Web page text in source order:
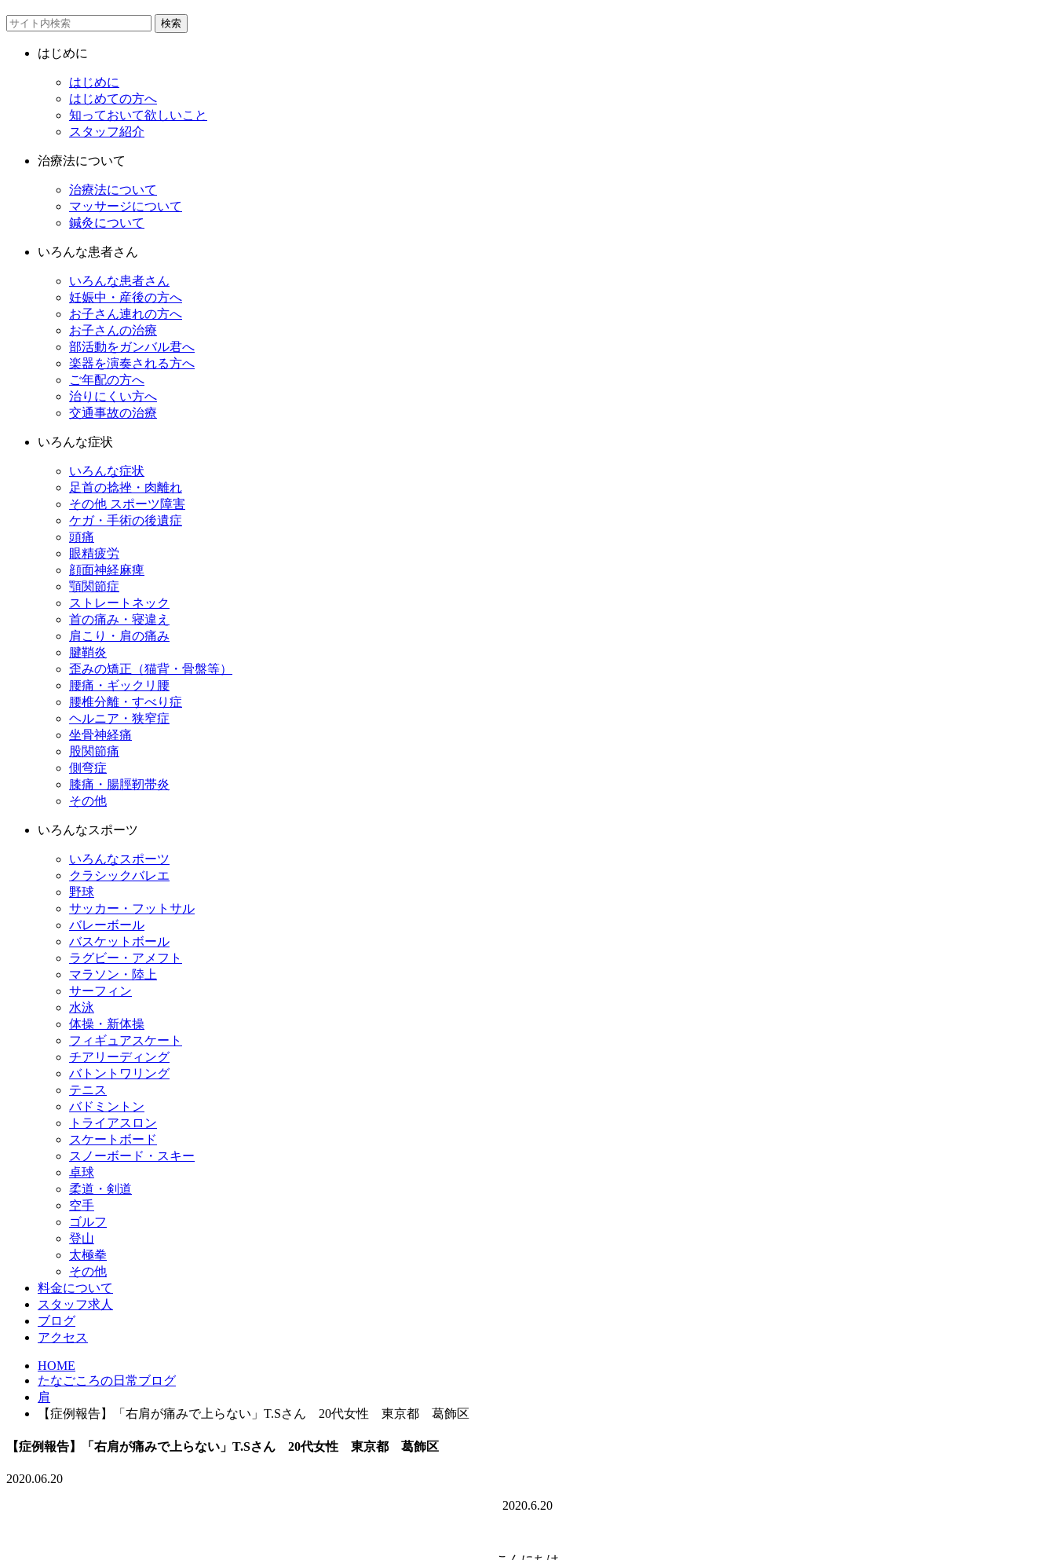
検索
はじめに
はじめに
はじめての方へ
知っておいて欲しいこと
スタッフ紹介
治療法について
治療法について
マッサージについて
鍼灸について
いろんな患者さん
いろんな患者さん
妊娠中・産後の方へ
お子さん連れの方へ
お子さんの治療
部活動をガンバル君へ
楽器を演奏される方へ
ご年配の方へ
治りにくい方へ
交通事故の治療
いろんな症状
いろんな症状
足首の捻挫・肉離れ
その他 スポーツ障害
ケガ・手術の後遺症
頭痛
眼精疲労
顔面神経麻痺
顎関節症
ストレートネック
首の痛み・寝違え
肩こり・肩の痛み
腱鞘炎
歪みの矯正（猫背・骨盤等）
腰痛・ギックリ腰
腰椎分離・すべり症
ヘルニア・狭窄症
坐骨神経痛
股関節痛
側弯症
膝痛・腸脛靭帯炎
その他
いろんなスポーツ
いろんなスポーツ
クラシックバレエ
野球
サッカー・フットサル
バレーボール
バスケットボール
ラグビー・アメフト
マラソン・陸上
サーフィン
水泳
体操・新体操
フィギュアスケート
チアリーディング
バトントワリング
テニス
バドミントン
トライアスロン
スケートボード
スノーボード・スキー
卓球
柔道・剣道
空手
ゴルフ
登山
太極拳
その他
料金について
スタッフ求人
ブログ
アクセス
HOME
たなごころの日常ブログ
肩
【症例報告】「右肩が痛みで上らない」T.Sさん 20代女性 東京都 葛飾区
【症例報告】「右肩が痛みで上らない」T.Sさん 20代女性 東京都 葛飾区
2020.06.20
2020.6.20